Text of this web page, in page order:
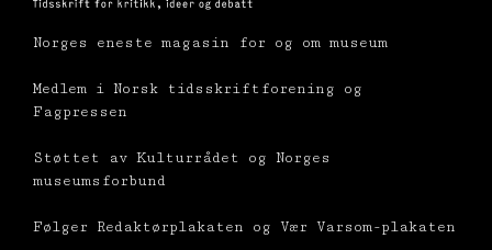
Norges eneste magasin for og om museum
Medlem i Norsk tidsskriftforening og
Fagpressen
Støttet av Kulturrådet og Norges
museumsforbund
Følger Redaktørplakaten og Vær Varsom-plakaten